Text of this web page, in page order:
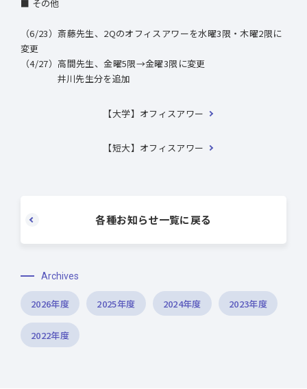
■ その他
（6/23）斎藤先生、2Qのオフィスアワーを水曜3限・木曜2限に
変更
（4/27）高間先生、金曜5限→金曜3限に変更
井川先生分を追加
【大学】オフィスアワー
【短大】オフィスアワー
各種お知らせ一覧に戻る
Archives
2026年度 2025年度 2024年度 2023年度
2022年度